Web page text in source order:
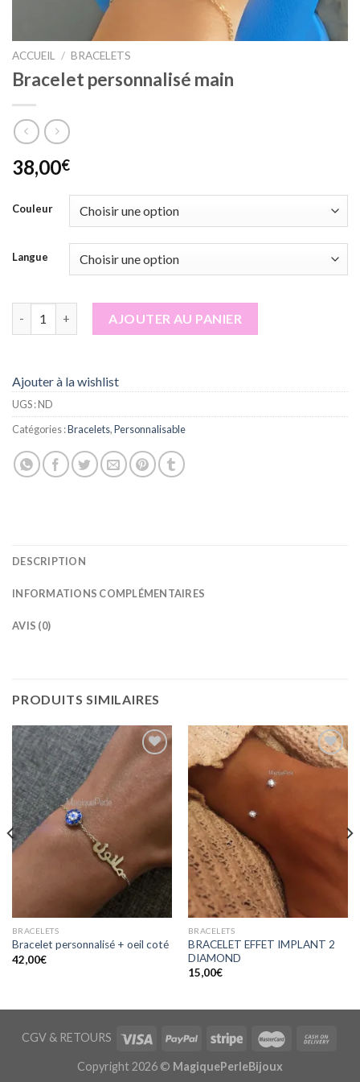
ACCUEIL / BRACELETS
Bracelet personnalisé main
38,00€
Couleur
Langue
AJOUTER AU PANIER
Ajouter à la wishlist
UGS :ND
Catégories :Bracelets,Personnalisable
DESCRIPTION
INFORMATIONS COMPLÉMENTAIRES
AVIS (0)
PRODUITS SIMILAIRES
wishlist
BRACELETS
Bracelet personnalisé + oeil coté
42,00€
Ajouter
BRACELETS
BRACELET EFFET IMPLANT 2
DIAMOND
15,00€
CGV& RETOURS
Copyright 2026 © MagiquePerleBijoux